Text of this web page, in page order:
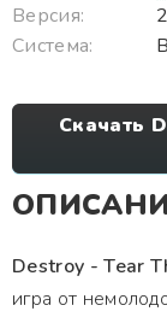
Версия:
Система:
Скачать
Destroy - Tear
игра от